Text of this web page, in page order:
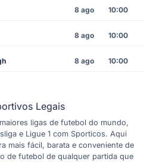
8 ago 10:00
8 ago 10:00
8 ago 10:00
Legais
ligas de futebol do mundo,
e Ligue 1 com Sporticos. Aqui
mais fácil, barata e conveniente de
de futebol de qualquer partida que